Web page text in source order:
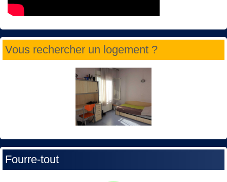
Vous rechercher un logement ?
Fourre-tout